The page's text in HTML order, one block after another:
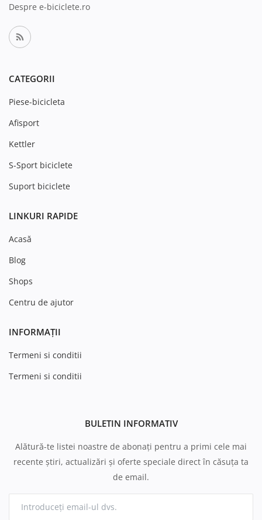
Despre e-biciclete.ro
CATEGORII
Piese-bicicleta
Afisport
Kettler
S-Sport biciclete
Suport biciclete
LINKURI RAPIDE
Acasă
Blog
Shops
Centru de ajutor
INFORMAȚII
Termeni si conditii
Termeni si conditii
BULETIN INFORMATIV
Alătură-te listei noastre de abonați pentru a primi cele mai
recente știri, actualizări și oferte speciale direct în căsuța ta
de email.